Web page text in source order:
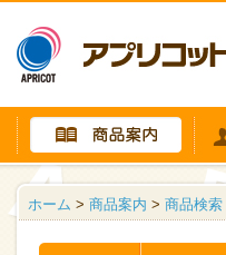
ホーム > 商品案内 > 商品検索